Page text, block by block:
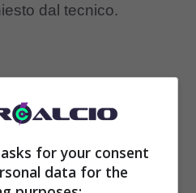
dal tecnico.
for your consent
data for the